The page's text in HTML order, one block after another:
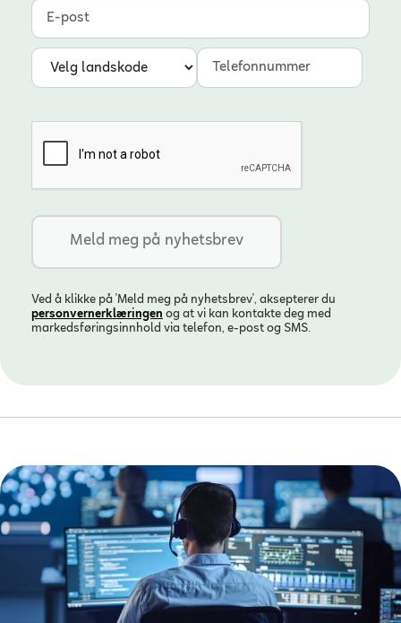
E-post
Landskode
Telefonnummer
Ved å klikke på 'Meld meg på nyhetsbrev', aksepterer du
personvern­erklæringen og at vi kan kontakte deg med
markedsføringsinnhold via telefon, e-post og SMS.